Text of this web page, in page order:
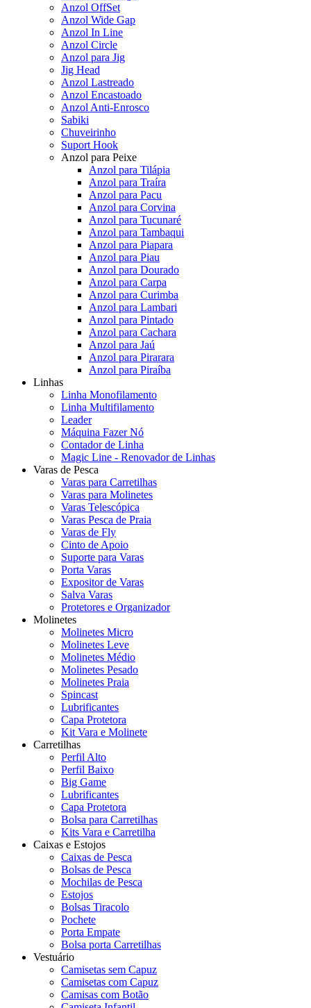
Anzol OffSet
Anzol Wide Gap
Anzol In Line
Anzol Circle
Anzol para Jig
Jig Head
Anzol Lastreado
Anzol Encastoado
Anzol Anti-Enrosco
Sabiki
Chuveirinho
Suport Hook
Anzol para Peixe
Anzol para Tilápia
Anzol para Traíra
Anzol para Pacu
Anzol para Corvina
Anzol para Tucunaré
Anzol para Tambaqui
Anzol para Piapara
Anzol para Piau
Anzol para Dourado
Anzol para Carpa
Anzol para Curimba
Anzol para Lambari
Anzol para Pintado
Anzol para Cachara
Anzol para Jaú
Anzol para Pirarara
Anzol para Piraíba
Linhas
Linha Monofilamento
Linha Multifilamento
Leader
Máquina Fazer Nó
Contador de Linha
Magic Line - Renovador de Linhas
Varas de Pesca
Varas para Carretilhas
Varas para Molinetes
Varas Telescópica
Varas Pesca de Praia
Varas de Fly
Cinto de Apoio
Suporte para Varas
Porta Varas
Expositor de Varas
Salva Varas
Protetores e Organizador
Molinetes
Molinetes Micro
Molinetes Leve
Molinetes Médio
Molinetes Pesado
Molinetes Praia
Spincast
Lubrificantes
Capa Protetora
Kit Vara e Molinete
Carretilhas
Perfil Alto
Perfil Baixo
Big Game
Lubrificantes
Capa Protetora
Bolsa para Carretilhas
Kits Vara e Carretilha
Caixas e Estojos
Caixas de Pesca
Bolsas de Pesca
Mochilas de Pesca
Estojos
Bolsas Tiracolo
Pochete
Porta Empate
Bolsa porta Carretilhas
Vestuário
Camisetas sem Capuz
Camisetas com Capuz
Camisas com Botão